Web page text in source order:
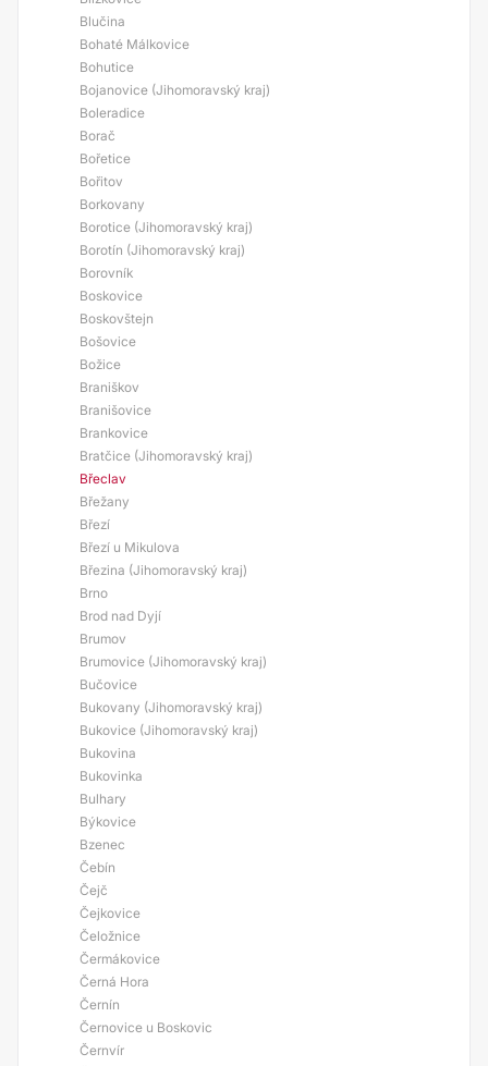
Blučina
Bohaté Málkovice
Bohutice
Bojanovice (Jihomoravský kraj)
Boleradice
Borač
Bořetice
Bořitov
Borkovany
Borotice (Jihomoravský kraj)
Borotín (Jihomoravský kraj)
Borovník
Boskovice
Boskovštejn
Bošovice
Božice
Braniškov
Branišovice
Brankovice
Bratčice (Jihomoravský kraj)
Břeclav
Břežany
Březí
Březí u Mikulova
Březina (Jihomoravský kraj)
Brno
Brod nad Dyjí
Brumov
Brumovice (Jihomoravský kraj)
Bučovice
Bukovany (Jihomoravský kraj)
Bukovice (Jihomoravský kraj)
Bukovina
Bukovinka
Bulhary
Býkovice
Bzenec
Čebín
Čejč
Čejkovice
Čeložnice
Čermákovice
Černá Hora
Černín
Černovice u Boskovic
Černvír